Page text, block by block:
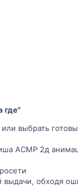
где"
выбрать
АСМР 2д
обходя